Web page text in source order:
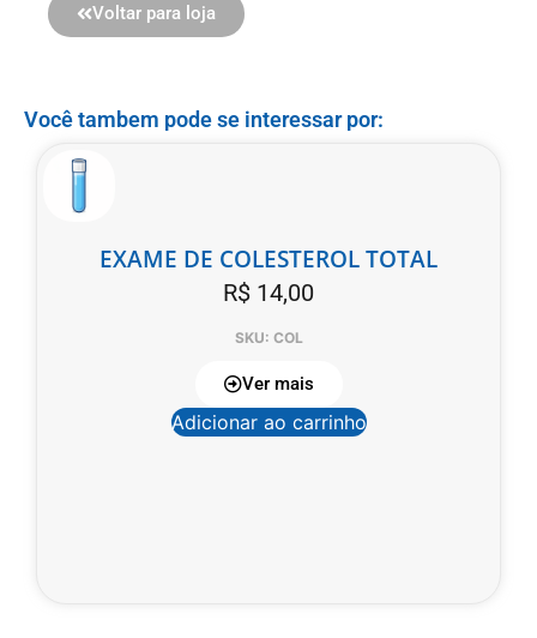
Voltar para loja
Você tambem pode se interessar por:
EXAME DE COLESTEROL TOTAL
R$ 14,00
SKU: COL
Ver mais
Adicionar ao carrinho